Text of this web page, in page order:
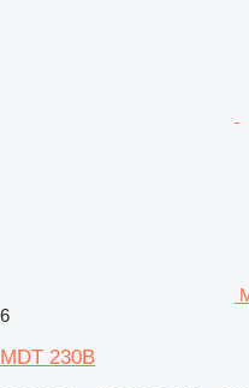
6
MDT 230B